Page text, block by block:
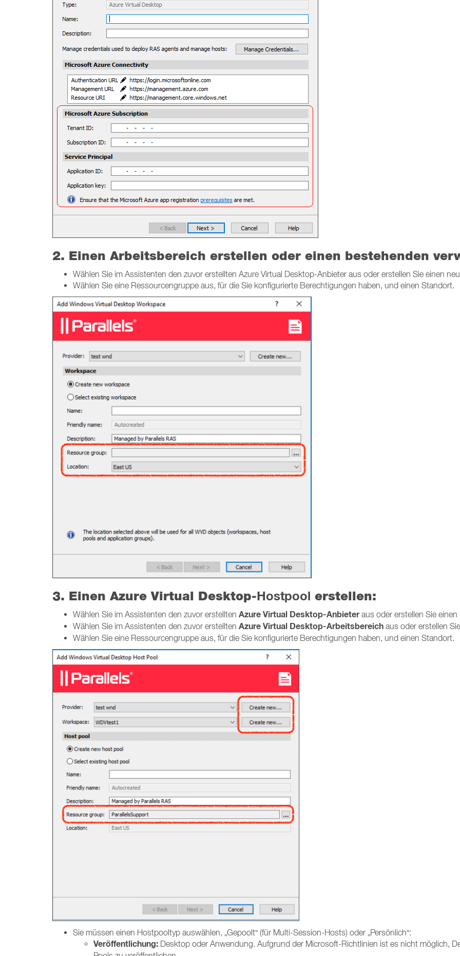
2. Einen Arbeitsbereich erstellen oder einen bestehenden
Wählen Sie im Assistenten den zuvor erstellten Azure Virtual Desktop-Anbieter aus oder erstellen Sie einen
Wählen Sie eine Ressourcengruppe aus, für die Sie konfigurierte Berechtigungen haben, und einen Standort.
3. Einen Azure Virtual Desktop-Hostpool erstellen:
Wählen Sie im Assistenten den zuvor erstellten Azure Virtual Desktop-Anbieteraus oder erstellen Sie einen
Wählen Sie im Assistenten den zuvor erstellten Azure Virtual Desktop-Arbeitsbereich aus oder erstellen
Wählen Sie eine Ressourcengruppe aus, für die Sie konfigurierte Berechtigungen haben, und einen Standort.
Sie müssen einen Hostpooltyp auswählen, „Gepoolt“ (für Multi-Session-Hosts) oder „Persönlich“:
Veröffentlichung: Desktop oder Anwendung. Aufgrund der Microsoft-Richtlinien ist es nicht möglich,